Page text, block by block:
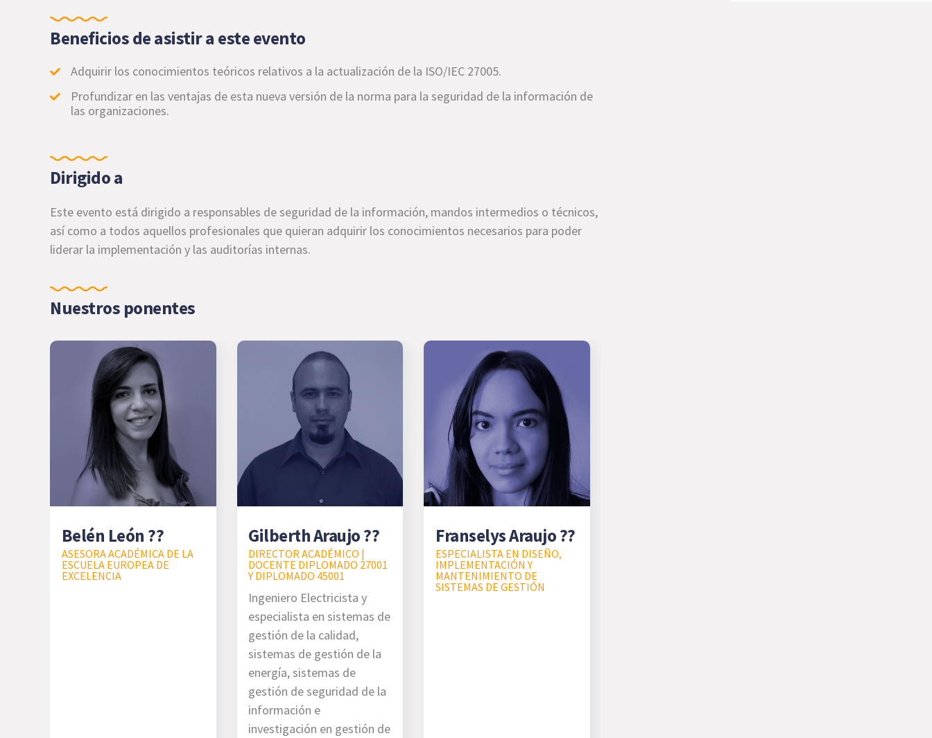
Beneficios de asistir a este evento
Adquirir los conocimientos teóricos relativos a la actualización de la ISO/IEC 27005.
Profundizar en las ventajas de esta nueva versión de la norma para la seguridad de la información de
las organizaciones.
Dirigido a
Este evento está dirigido a responsables de seguridad de la información, mandos intermedios o técnicos,
así como a todos aquellos profesionales que quieran adquirir los conocimientos necesarios para poder
liderar la implementación y las auditorías internas.
Nuestros ponentes
Belén León ??
ASESORA ACADÉMICA DE LA
ESCUELA EUROPEA DE
EXCELENCIA
Gilberth Araujo ??
DIRECTOR ACADÉMICO |
DOCENTE DIPLOMADO 27001
Y DIPLOMADO 45001
Ingeniero Electricista y
especialista en sistemas de
gestión de la calidad,
sistemas de gestión de la
energía, sistemas de
gestión de seguridad de la
información e
investigación en gestión de
Franselys Araujo ??
ESPECIALISTA EN DISEÑO,
IMPLEMENTACIÓN Y
MANTENIMIENTO DE
SISTEMAS DE GESTIÓN